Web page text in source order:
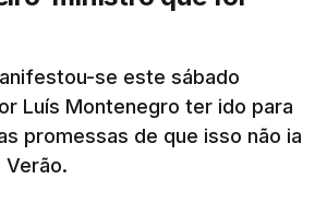
se este sábado
Luís Montenegro ter ido para
promessas de que isso não ia